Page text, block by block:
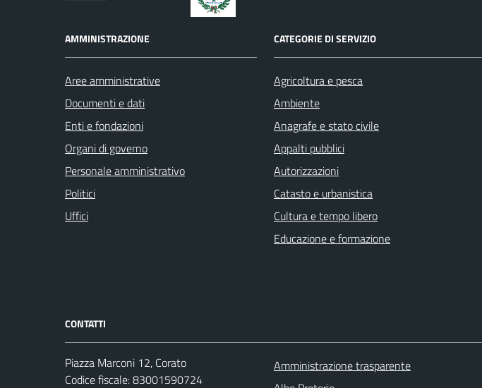
AMMINISTRAZIONE
Aree amministrative
Documenti e dati
Enti e fondazioni
Organi di governo
Personale amministrativo
Politici
Uffici
CATEGORIE DI SERVIZIO
Agricoltura e pesca
Ambiente
Anagrafe e stato civile
Appalti pubblici
Autorizzazioni
Catasto e urbanistica
Cultura e tempo libero
Educazione e formazione
CONTATTI
Piazza Marconi 12, Corato
Codice fiscale: 83001590724
Amministrazione trasparente